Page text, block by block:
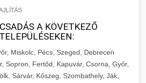
A KÖVETKEZŐ
TELEPÜLÉSEKEN:
Miskolc, Pécs, Szeged, Debrecen
Sopron, Fertőd, Kapuvár, Csorna, Győr,
Sárvár, Kőszeg, Szombathely, Ják,